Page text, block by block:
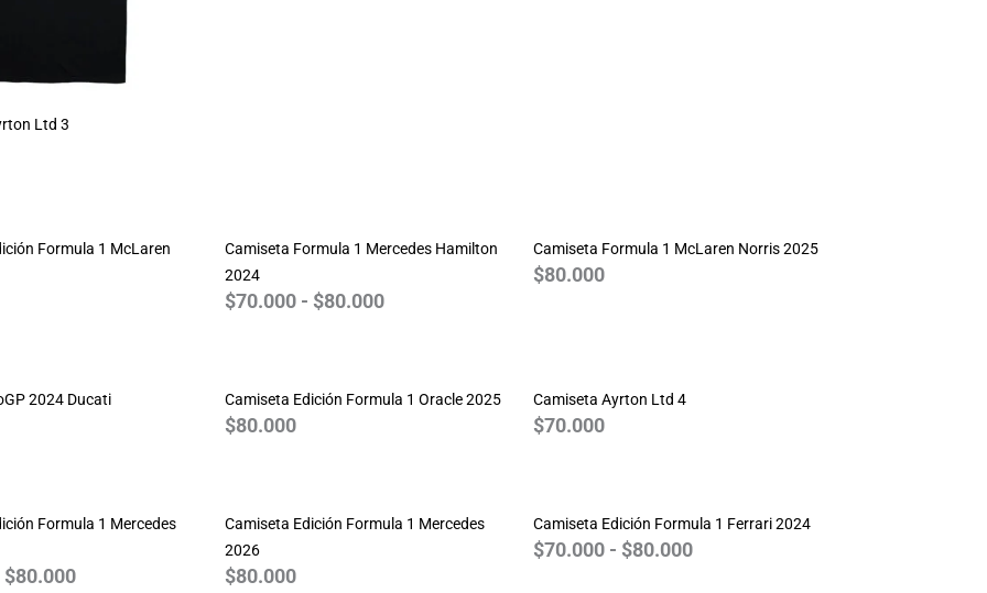
Ltd 3
Formula 1 McLaren
Camiseta Formula 1 Mercedes Hamilton
2024
$70.000 - $80.000
precios:
$70.000
Camiseta Formula 1 McLaren Norris 2025
$80.000
2024 Ducati Camiseta Edición Formula 1 Oracle 2025
$80.000
Camiseta Ayrton Ltd 4
$70.000
Formula 1 Mercedes
$80.000
precios:
$70.000
Camiseta Edición Formula 1 Mercedes
2026
$80.000
Camiseta Edición Formula 1 Ferrari 2024
$70.000 - $80.000
precios:
desde